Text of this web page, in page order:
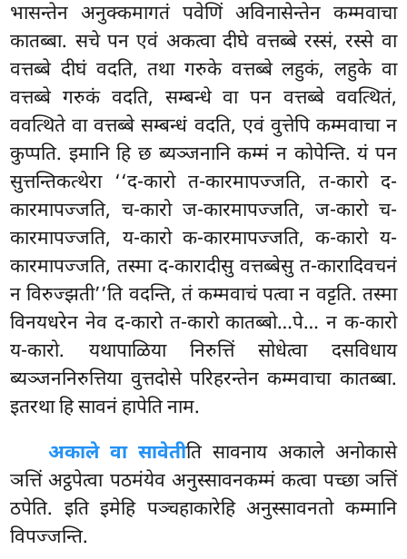
भासन्तेन अनुक्कमागतं पवेणिं अविनासेन्तेन कम्मवाचा
कातब्बा. सचे पन एवं अकत्वा दीघे वत्तब्बे रस्सं, रस्से वा
वत्तब्बे दीघं वदति, तथा गरुके वत्तब्बे लहुकं, लहुके वा
वत्तब्बे गरुकं वदति, सम्बन्धे वा पन वत्तब्बे ववत्थितं,
ववत्थिते वा वत्तब्बे सम्बन्धं वदति, एवं वुत्तेपि कम्मवाचा न
कुप्पति. इमानि हि छ ब्यञ्जनानि कम्मं न कोपेन्ति. यं पन
सुत्तन्तिकत्थेरा ‘‘द-कारो त-कारमापज्जति, त-कारो द-
कारमापज्जति, च-कारो ज-कारमापज्जति, ज-कारो च-
कारमापज्जति, य-कारो क-कारमापज्जति, क-कारो य-
कारमापज्जति, तस्मा द-कारादीसु वत्तब्बेसु त-कारादिवचनं
न विरुज्झती’’ति वदन्ति, तं कम्मवाचं पत्वा न वट्टति. तस्मा
विनयधरेन नेव द-कारो त-कारो कातब्बो…पे… न क-कारो
य-कारो. यथापाळिया निरुत्तिं सोधेत्वा दसविधाय
ब्यञ्जननिरुत्तिया वुत्तदोसे परिहरन्तेन कम्मवाचा कातब्बा.
इतरथा हि सावनं हापेति नाम.
अकाले वा सावेतीति सावनाय अकाले अनोकासे
ञत्तिं अट्ठपेत्वा पठमंयेव अनुस्सावनकम्मं कत्वा पच्छा ञत्तिं
ठपेति. इति इमेहि पञ्चहाकारेहि अनुस्सावनतो कम्मानि
विपज्जन्ति.